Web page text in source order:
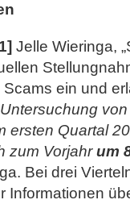
Jelle Wieringa,
ein und
ersten Quartal
zum Vorjahrum
Bei drei
Informationen